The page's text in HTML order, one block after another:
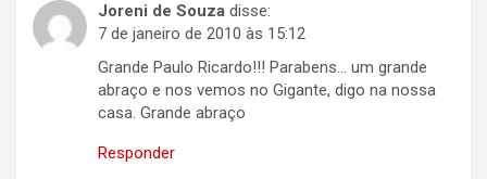
Joreni de Souza disse:
7 de janeiro de 2010 às 15:12
Grande Paulo Ricardo!!! Parabens… um grande
abraço e nos vemos no Gigante, digo na nossa
casa. Grande abraço
Responder